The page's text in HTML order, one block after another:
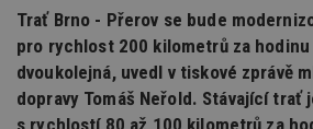
Trať Brno - Přerov se bude
pro rychlost 200 kilometrů za hodinu
dvoukolejná, uvedl v tiskové zprávě
dopravy Tomáš Neřold. Stávající trať
s rychlostí 80 až 100 kilometrů za